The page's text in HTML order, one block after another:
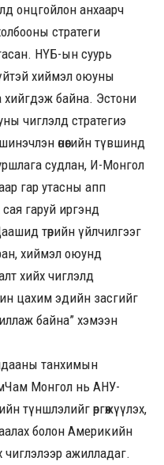
онцгойлон анхаарч
стратеги
НҮБ-ын суурь
хиймэл оюуны
хийгдэж байна. Эстони
чиглэлд стратегиэ
өнөөгийн түвшинд
судлан, И-Монгол
гар утасны апп
сая гаруй иргэнд
төрийн үйлчилгээг
хиймэл оюунд
хийх чиглэлд
цахим эдийн засгийг
байна” хэмээн
танхимын
Монгол нь АНУ-
түншлэлийг өргөжүүлэх,
болон Америкийн
чиглэлээр ажилладаг.